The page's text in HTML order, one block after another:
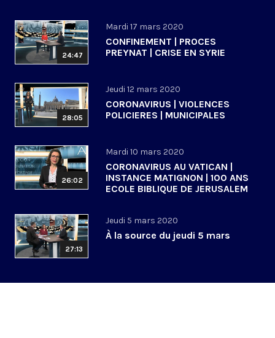
24:47
Mardi 17 mars 2020
CONFINEMENT | PROCES
PREYNAT | CRISE EN SYRIE
28:05
Jeudi 12 mars 2020
CORONAVIRUS | VIOLENCES
POLICIERES | MUNICIPALES
26:02
Mardi 10 mars 2020
CORONAVIRUS AU VATICAN |
INSTANCE MATIGNON | 100 ANS
ECOLE BIBLIQUE DE JERUSALEM
27:13
Jeudi 5 mars 2020
À la source du jeudi 5 mars